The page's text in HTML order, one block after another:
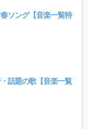
ソング【音楽一覧特
話題の歌【音楽一覧